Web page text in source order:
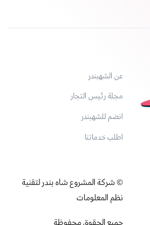
عن الشهبندر
مجلة رئيس التجار
انضم للشهبندر
اطلب خدماتنا
© شركة المشروع شاه بندر لتقنية
نظم المعلومات